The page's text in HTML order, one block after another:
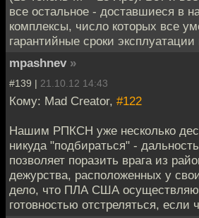
все остальное - доставшиеся в
комплексы, число которых все
гарантийные сроки
mpashnev »
#139 | 21.10.12 14:43
Кому: Mad Creator, #122
Нашим РПКСН уже несколько
никуда "подбираться" -
позволяет поразить врага из
дежурства, расположенных у
дело, что ПЛА США
готовностью отстреляться, если